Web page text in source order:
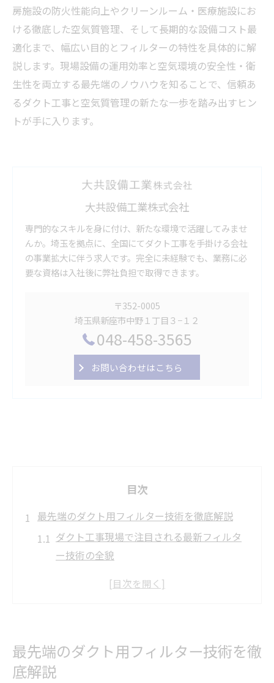
房施設の防火性能向上やクリーンルーム・医療施設にお
ける徹底した空気質管理、そして長期的な設備コスト最
適化まで、幅広い目的とフィルターの特性を具体的に解
説します。現場設備の運用効率と空気環境の安全性・衛
生性を両立する最先端のノウハウを知ることで、信頼あ
るダクト工事と空気質管理の新たな一歩を踏み出すヒン
トが手に入ります。
大共設備工業株式会社
専門的なスキルを身に付け、新たな環境で活躍してみませ
んか。埼玉を拠点に、全国にてダクト工事を手掛ける会社
の事業拡大に伴う求人です。完全に未経験でも、業務に必
要な資格は入社後に弊社負担で取得できます。
〒352-0005
埼玉県新座市中野１丁目３−１２
048-458-3565
お問い合わせはこちら
目次
最先端のダクト用フィルター技術を徹底解説
ダクト工事現場で注目される最新フィルタ
ー技術の全貌
業務用ダクトフィルターの進化が空気質を
ダクト工事で重視されるフィルターユニッ
トの選び方
最先端のダクト用フィルター技術を徹
底解説